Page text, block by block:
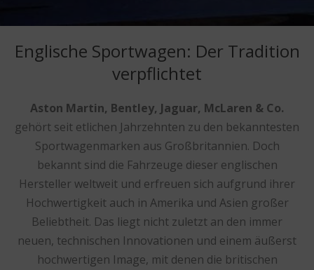
Englische Sportwagen: Der Tradition
verpflichtet
Aston Martin, Bentley, Jaguar, McLaren & Co.
gehört seit etlichen Jahrzehnten zu den bekanntesten
Sportwagenmarken aus Großbritannien. Doch
bekannt sind die Fahrzeuge dieser englischen
Hersteller weltweit und erfreuen sich aufgrund ihrer
Hochwertigkeit auch in Amerika und Asien großer
Beliebtheit. Das liegt nicht zuletzt an den immer
neuen, technischen Innovationen und einem äußerst
hochwertigen Image, mit denen die britischen